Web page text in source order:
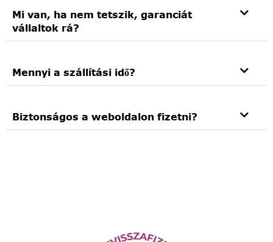
Mi van, ha nem tetszik, garanciát
vállaltok rá?
Mennyi a szállítási idő?
Biztonságos a weboldalon fizetni?